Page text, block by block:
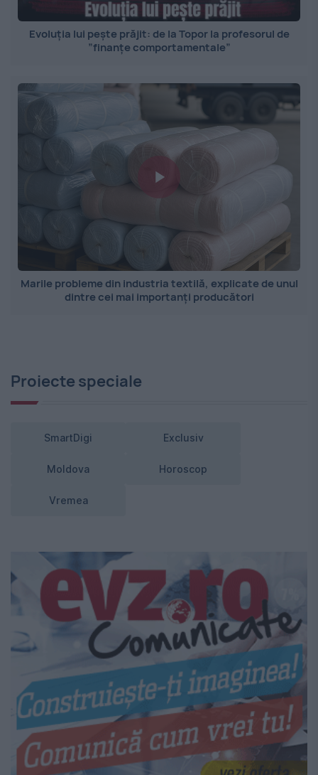
Evoluția lui pește prăjit: de la Topor la profesorul de
”finanțe comportamentale”
Marile probleme din industria textilă, explicate de unul
dintre cei mai importanți producători
Proiecte speciale
SmartDigi Exclusiv
Moldova Horoscop
Vremea